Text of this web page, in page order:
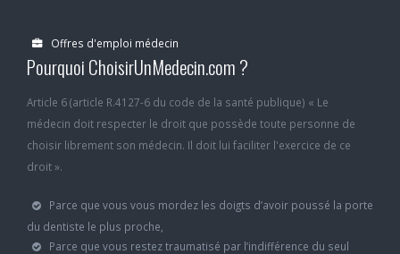
Offres d'emploi médecin
Pourquoi ChoisirUnMedecin.com ?
Article 6 (article R.4127-6 du code de la santé publique) « Le
médecin doit respecter le droit que possède toute personne de
choisir librement son médecin. Il doit lui faciliter l'exercice de ce
droit ».
Parce que vous vous mordez les doigts d’avoir poussé la porte
du dentiste le plus proche,
Parce que vous restez traumatisé par l’indifférence du seul